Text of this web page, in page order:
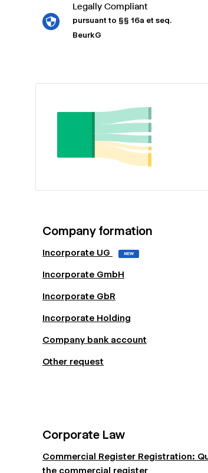
Legally Compliant
pursuant to §§ 16a et seq.
BeurkG
Company formation
Incorporate UG NEW
Incorporate GmbH
Incorporate GbR
Incorporate Holding
Company bank account
Other request
Corporate Law
Commercial Register Registration:
the commercial register